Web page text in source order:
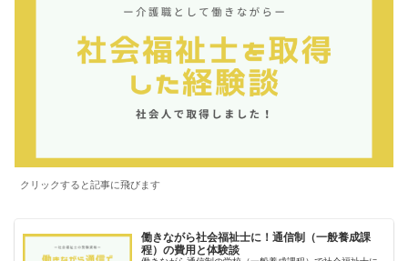
クリックすると記事に飛びます
働きながら社会福祉士に！通信制（一般養成課
程）の費用と体験談